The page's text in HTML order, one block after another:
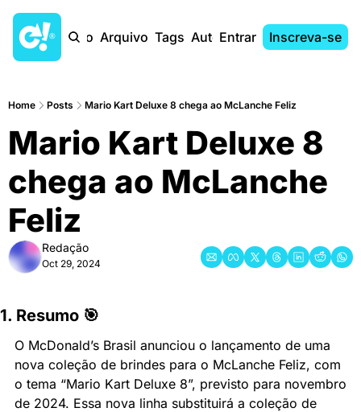
Início Arquivo Tags AutoresEntrar Inscreva-se
Home Posts Mario Kart Deluxe 8 chega ao McLanche Feliz
Mario Kart Deluxe 8
chega ao McLanche
Feliz
Redação
Oct 29, 2024
1. Resumo 🎯
O McDonald’s Brasil anunciou o lançamento de uma
nova coleção de brindes para o McLanche Feliz, com
o tema “Mario Kart Deluxe 8”, previsto para novembro
de 2024. Essa nova linha substituirá a coleção de